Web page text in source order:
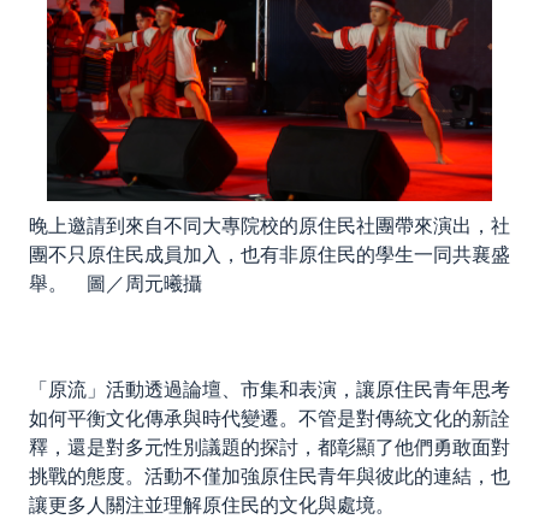
晚上邀請到來自不同大專院校的原住民社團帶來演出，社
團不只原住民成員加入，也有非原住民的學生一同共襄盛
舉。 圖／周元曦攝
「原流」活動透過論壇、市集和表演，讓原住民青年思考
如何平衡文化傳承與時代變遷。不管是對傳統文化的新詮
釋，還是對多元性別議題的探討，都彰顯了他們勇敢面對
挑戰的態度。活動不僅加強原住民青年與彼此的連結，也
讓更多人關注並理解原住民的文化與處境。